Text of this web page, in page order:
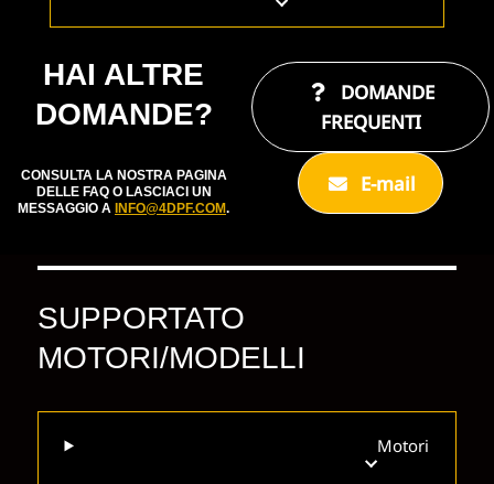
HAI ALTRE
DOMANDE?
CONSULTA LA NOSTRA PAGINA
DELLE FAQ O LASCIACI UN
MESSAGGIO A INFO@4DPF.COM.
DOMANDE
FREQUENTI
E-mail
SUPPORTATO
MOTORI/MODELLI
Motori